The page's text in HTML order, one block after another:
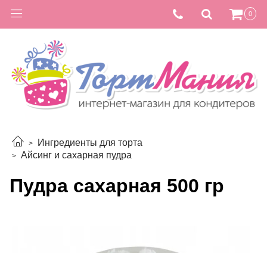
0
Ингредиенты для торта
Айсинг и сахарная пудра
Пудра сахарная 500 гр